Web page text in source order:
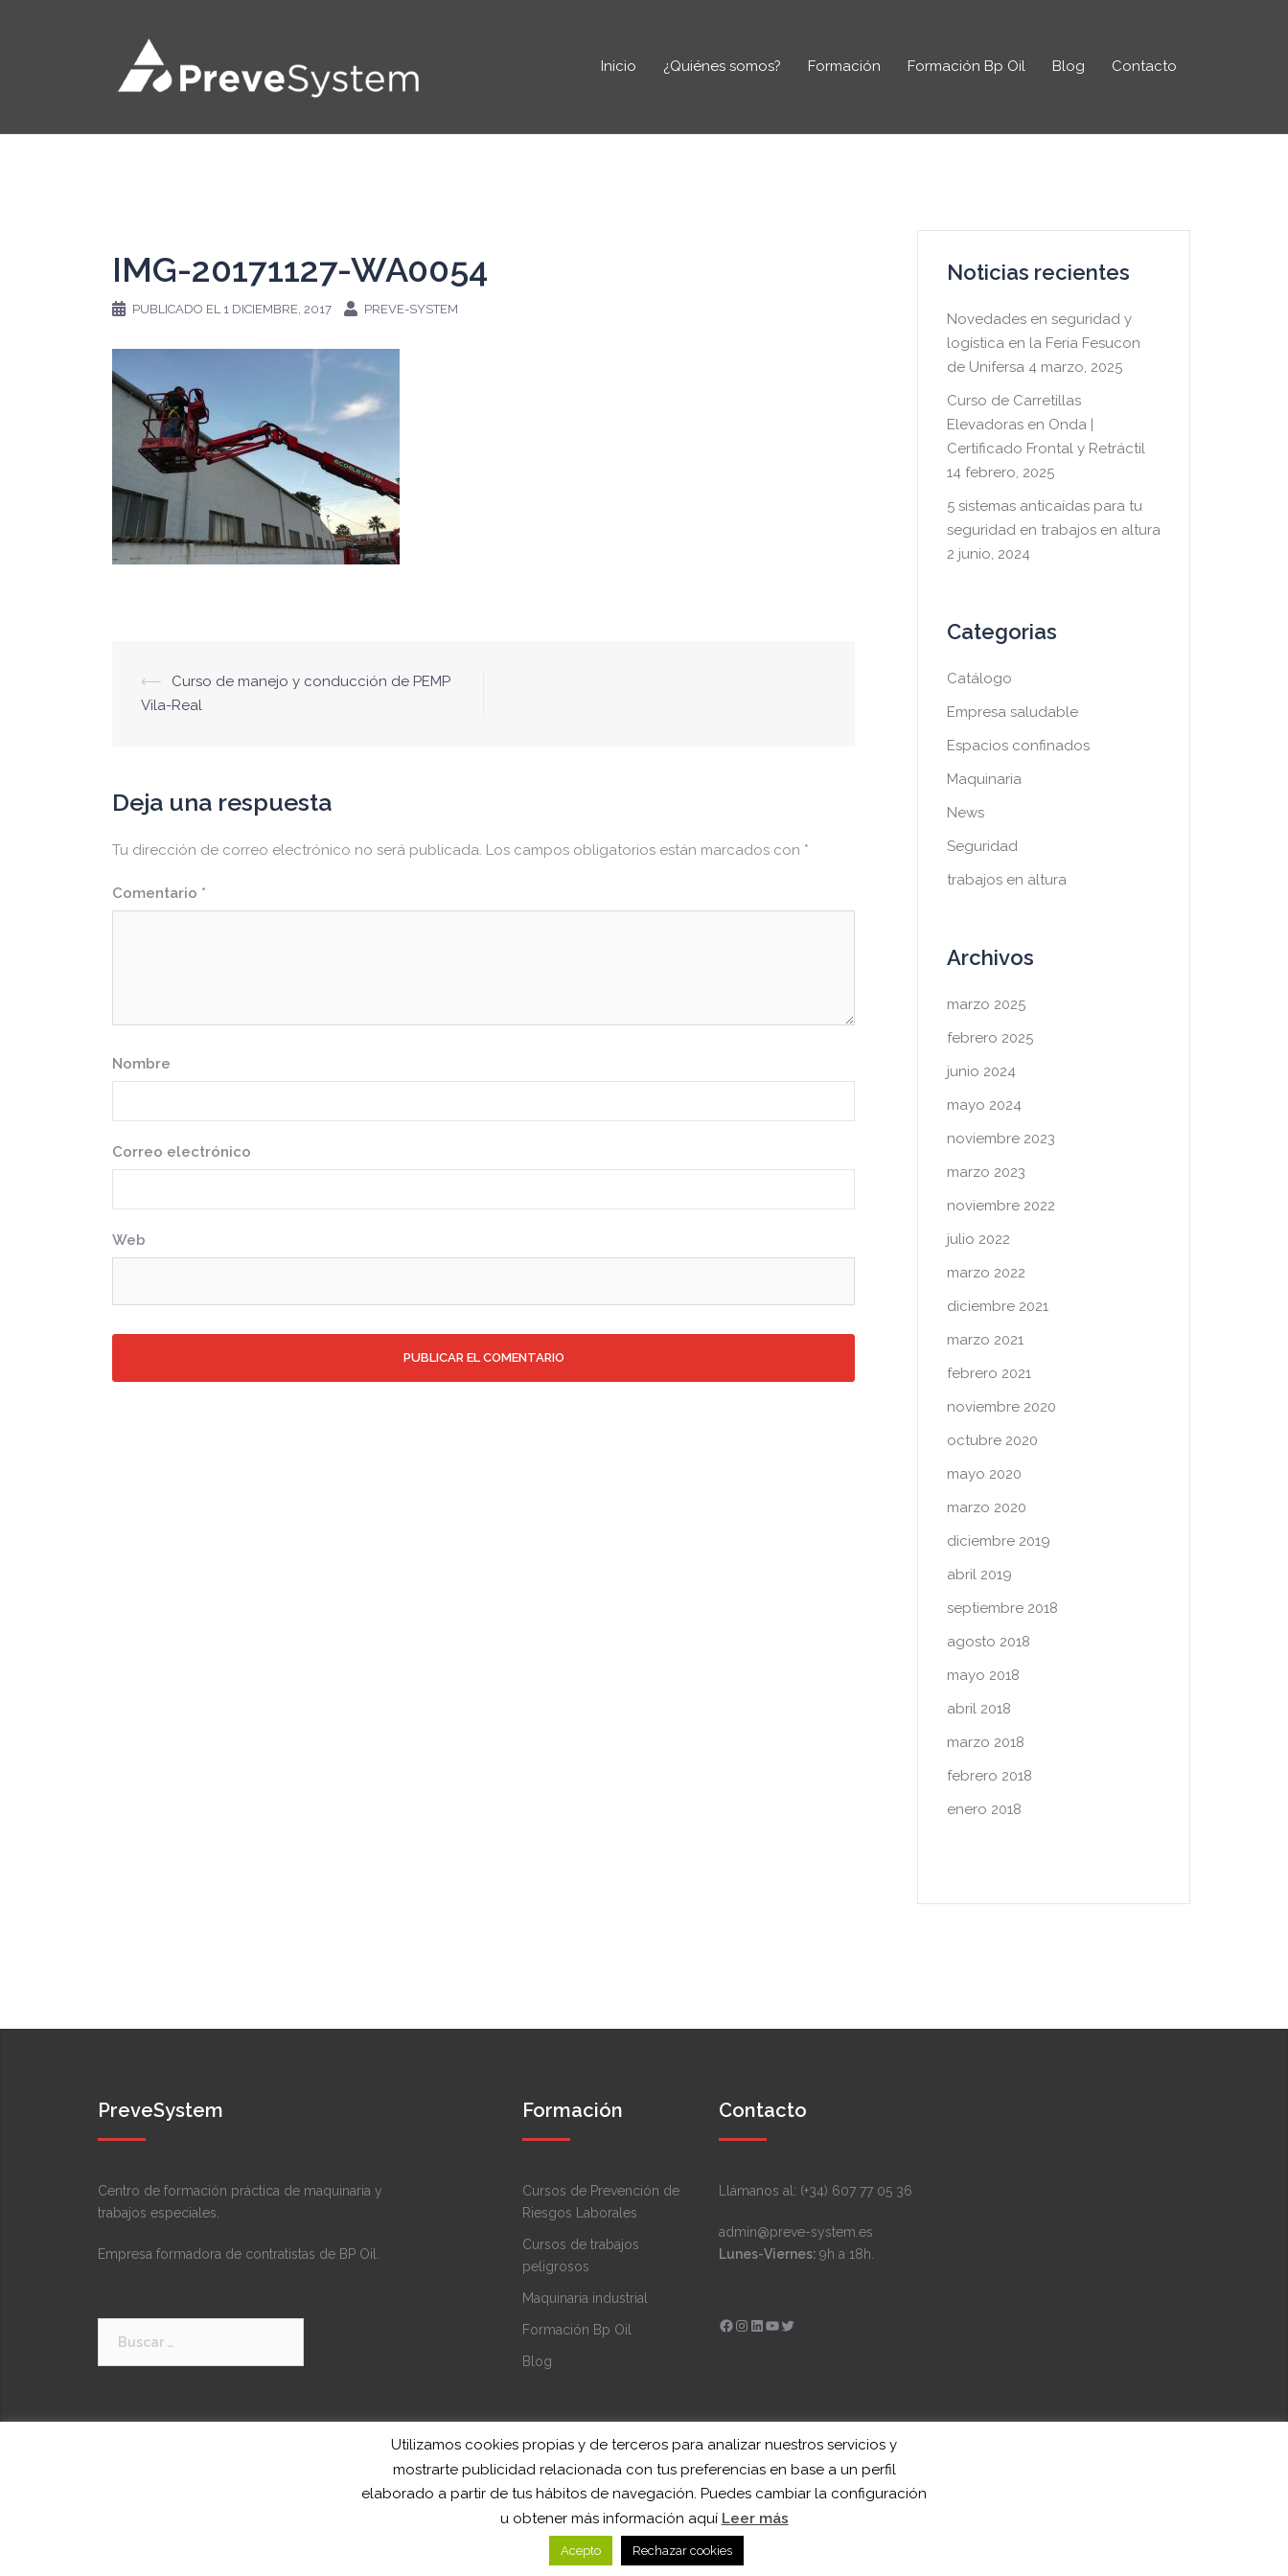
Inicio ¿Quiénes somos? Formación Formación Bp Oil Blog Contacto
IMG-20171127-WA0054
PUBLICADO EL 1 DICIEMBRE, 2017 PREVE-SYSTEM
Navegación
de
⟵
Curso de manejo y conducción de PEMP
Vila-Real
Deja una respuesta
Tu dirección de correo electrónico no será publicada. Los campos obligatorios están marcados con *
Comentario *
Nombre
Correo electrónico
Web
Noticias recientes
Novedades en seguridad y
logística en la Feria Fesucon
de Unifersa 4 marzo, 2025
Curso de Carretillas
Elevadoras en Onda |
Certificado Frontal y Retráctil
14 febrero, 2025
5 sistemas anticaídas para tu
seguridad en trabajos en altura
2 junio, 2024
Categorias
Catálogo
Empresa saludable
Espacios confinados
Maquinaria
News
Seguridad
trabajos en altura
Archivos
marzo 2025
febrero 2025
junio 2024
mayo 2024
noviembre 2023
marzo 2023
noviembre 2022
julio 2022
marzo 2022
diciembre 2021
marzo 2021
febrero 2021
noviembre 2020
octubre 2020
mayo 2020
marzo 2020
diciembre 2019
abril 2019
septiembre 2018
agosto 2018
mayo 2018
abril 2018
marzo 2018
febrero 2018
enero 2018
PreveSystem
Centro de formación práctica de maquinaria y
trabajos especiales.
Empresa formadora de contratistas de BP Oil.
Formación
Cursos de Prevención de
Riesgos Laborales
Cursos de trabajos
peligrosos
Maquinaria industrial
Formación Bp Oil
Blog
Contacto
Llámanos al: (+34) 607 77 05 36
admin@preve-system.es
Lunes-Viernes:9h a 18h.
Facebook Instagram LinkedIn YouTube Twitter
por aThemes.
Utilizamos cookies propias y de terceros para analizar nuestros servicios y
mostrarte publicidad relacionada con tus preferencias en base a un perfil
elaborado a partir de tus hábitos de navegación. Puedes cambiar la configuración
u obtener más información aquíLeer más
Acepto Rechazar cookies